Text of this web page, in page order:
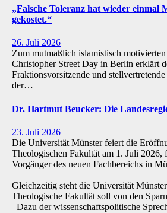
„Falsche Toleranz hat wieder einmal
gekostet.“
26. Juli 2026
Zum mutmaßlich islamistisch
Christopher Street Day in Berlin erklärt
Fraktionsvorsitzende und
der…
Dr. Hartmut Beucker: Die
23. Juli 2026
Die Universität Münster feiert die
Theologischen Fakultät am 1. Juli
Vorgänger des neuen Fachbereichs in
Gleichzeitig steht die Universität
Theologische Fakultät soll von den
Dazu der wissenschaftspolitische